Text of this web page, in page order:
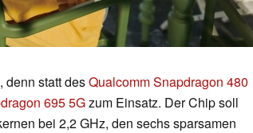
denn statt desQualcomm Snapdragon 480
695 5Gzum Einsatz. Der Chip soll
bei 2,2 GHz, den sechs sparsamen